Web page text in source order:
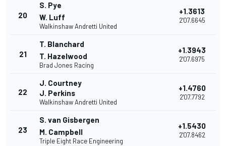
20
S. Pye
W. Luff
Walkinshaw Andretti United
+1.3613
2'07.6645
21
T. Blanchard
T. Hazelwood
Brad Jones Racing
+1.3943
2'07.6975
22
J. Courtney
J. Perkins
Walkinshaw Andretti United
+1.4760
2'07.7792
23
S. van Gisbergen
M. Campbell
Triple Eight Race Engineering
+1.5430
2'07.8462